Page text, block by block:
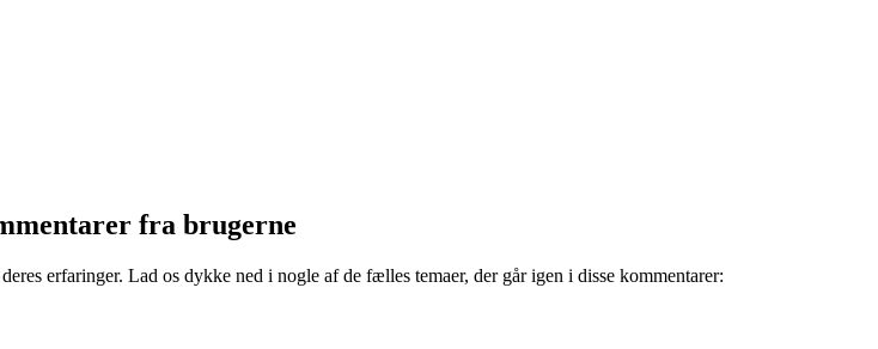
fra brugerne
erfaringer. Lad os dykke ned i nogle af de fælles temaer, der går igen i disse kommentarer: